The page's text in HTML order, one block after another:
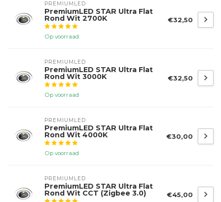
PREMIUMLED
PremiumLED STAR Ultra Flat
Rond Wit 2700K
Op voorraad
€32,50
PREMIUMLED
PremiumLED STAR Ultra Flat
Rond Wit 3000K
Op voorraad
€32,50
PREMIUMLED
PremiumLED STAR Ultra Flat
Rond Wit 4000K
Op voorraad
€30,00
PREMIUMLED
PremiumLED STAR Ultra Flat
Rond Wit CCT (Zigbee 3.0) €45,00